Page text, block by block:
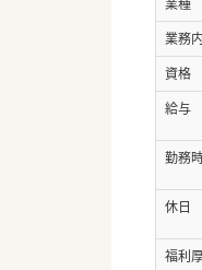
業務
資格
給与
勤務
休日
福利